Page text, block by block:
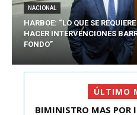
NACIONAL
HARBOE: “LO QUE SE
HACER INTERVENCIONES
FONDO”
ÚLTIMO
KAST SE REUNIÓ CON EL